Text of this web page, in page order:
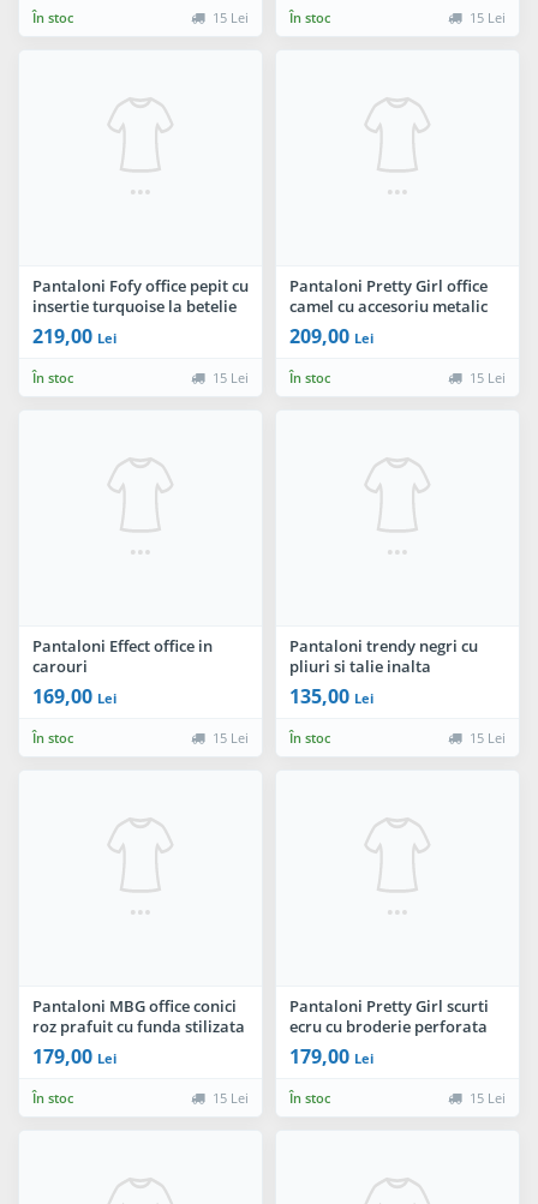
În stoc 15 Lei În stoc 15 Lei
Pantaloni Fofy office pepit cu
insertie turquoise la betelie
219,00 Lei
În stoc 15 Lei
Pantaloni Pretty Girl office
camel cu accesoriu metalic
209,00 Lei
În stoc 15 Lei
Pantaloni Effect office in
carouri
169,00 Lei
În stoc 15 Lei
Pantaloni trendy negri cu
pliuri si talie inalta
135,00 Lei
În stoc 15 Lei
Pantaloni MBG office conici
roz prafuit cu funda stilizata
din panglica cu animal print
179,00 Lei
În stoc 15 Lei
Pantaloni Pretty Girl scurti
ecru cu broderie perforata
179,00 Lei
În stoc 15 Lei